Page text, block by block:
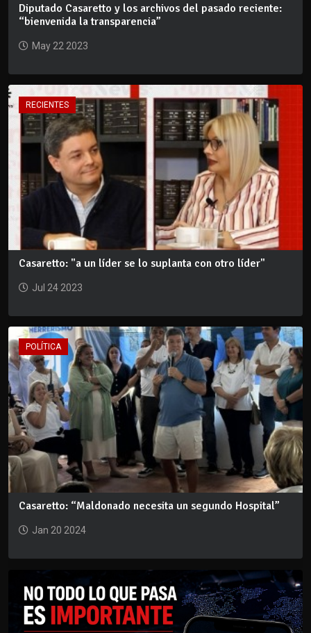
Diputado Casaretto y los archivos del pasado reciente:
“bienvenida la transparencia”
May 22 2023
RECIENTES
Casaretto: "a un líder se lo suplanta con otro líder"
Jul 24 2023
POLÍTICA
Casaretto: “Maldonado necesita un segundo Hospital”
Jan 20 2024